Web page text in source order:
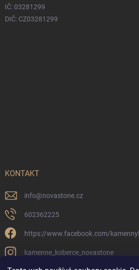
IČ: 03281299
DIČ: CZ03281299
KONTAKT
info@novastone.cz
602362225
https://www.facebook.com/
kamenne_koberce_novastone